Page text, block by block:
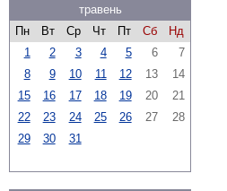
травень
Пн
Вт Ср Чт Пт Сб
Нд
1
2 3 4 5 6
7
8
9 10 11 12 13
14
15
16 17 18 19 20
21
22
23 24 25 26 27
28
29
30 31